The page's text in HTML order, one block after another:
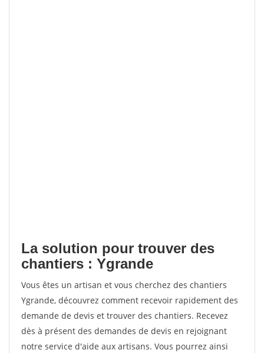
La solution pour trouver des
chantiers : Ygrande
Vous êtes un artisan et vous cherchez des chantiers
Ygrande, découvrez comment recevoir rapidement des
demande de devis et trouver des chantiers. Recevez
dès à présent des demandes de devis en rejoignant
notre service d'aide aux artisans. Vous pourrez ainsi